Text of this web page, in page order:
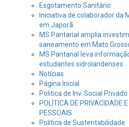
Esgotamento Sanitário
Iniciativa de colaborador da
em Japorã
MS Pantanal amplia
saneamento em Mato
MS Pantanal leva
estudantes sidrolandenses
Notícias
Página Inicial
Politica de Inv. Social Privado
POLÍTICA DE PRIVACIDADE
PESSOAIS
Política de Sustentabilidade